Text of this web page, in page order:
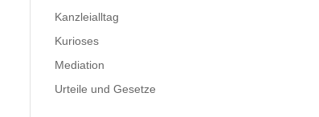
Kanzleialltag
Kurioses
Mediation
Urteile und Gesetze